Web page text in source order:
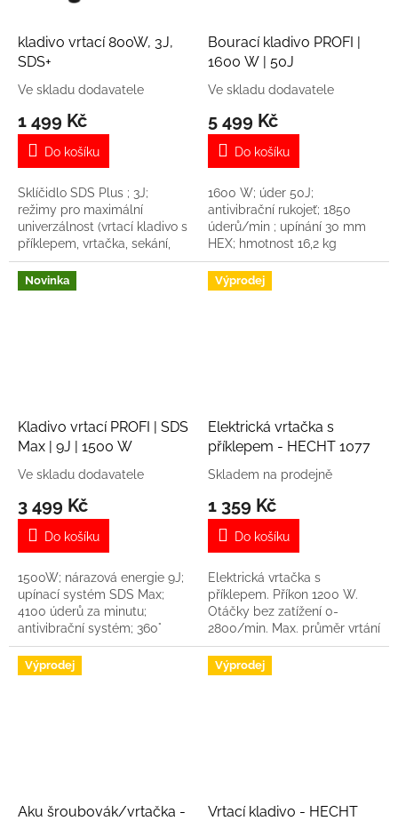
kladivo vrtací 800W, 3J,
SDS+
Ve skladu dodavatele
1 499 Kč
Do košíku
Sklíčidlo SDS Plus ; 3J;
režimy pro maximální
univerzálnost (vrtací kladivo s
příklepem, vrtačka, sekání,
otáčení sekáče); 900 ot./min.;
800 W; 230 V; 4000 úderů za
minutu...
Bourací kladivo PROFI |
1600 W | 50J
Ve skladu dodavatele
5 499 Kč
Do košíku
1600 W; úder 50J;
antivibrační rukojeť; 1850
úderů/min ; upínání 30 mm
HEX; hmotnost 16,2 kg
Novinka
Kladivo vrtací PROFI | SDS
Max | 9J | 1500 W
Ve skladu dodavatele
3 499 Kč
Do košíku
1500W; nárazová energie 9J;
upínací systém SDS Max;
4100 úderů za minutu;
antivibrační systém; 360°
otočná rukojeť; regualace
počtu otáček
Výprodej
Elektrická vrtačka s
příklepem - HECHT 1077
Skladem na prodejně
1 359 Kč
Do košíku
Elektrická vrtačka s
příklepem. Příkon 1200 W.
Otáčky bez zatížení 0-
2800/min. Max. průměr vrtání
železo 13 mm. Hmotnost 3,6
kg.
Výprodej
Aku šroubovák/vrtačka -
Výprodej
Vrtací kladivo - HECHT